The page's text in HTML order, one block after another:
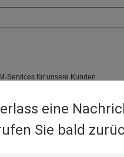
eine
Sie bald
Services für unsere Kunden
Großauftrag in 7-15 Werktage
Kunden